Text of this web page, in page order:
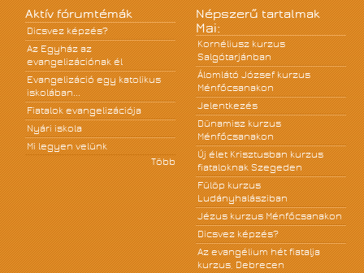
Aktív fórumtémák
Dicsvez képzés?
Az Egyház az
evangelizációnak él
Evangelizáció egy katolikus
iskolában...
Fiatalok evangelizációja
Nyári iskola
Mi legyen velünk
Több
Népszerű tartalmak
Mai:
Kornéliusz kurzus
Salgótarjánban
Álomlátó József kurzus
Ménfőcsanakon
Jelentkezés
Dünamisz kurzus
Ménfőcsanakon
Új élet Krisztusban kurzus
fiataloknak Szegeden
Fülöp kurzus
Ludányhalásziban
Jézus kurzus Ménfőcsanakon
Dicsvez képzés?
Az evangélium hét fiatalja
kurzus, Debrecen